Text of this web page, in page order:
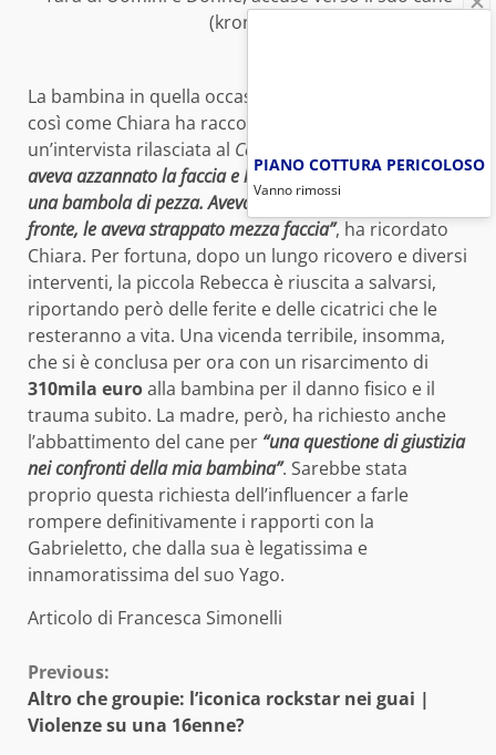
(kronic.it)
La bambina in quella occasione ha rischiato la vita,
così come Chiara ha raccontato anche in
un’intervista rilasciata al Corriere della Sera:
aveva azzannato la faccia e la sbatteva qua e là come
una bambola di pezza. Aveva taglia sulla testa e sula
fronte, le aveva strappato mezza faccia”, ha ricordato
Chiara. Per fortuna, dopo un lungo ricovero e diversi
interventi, la piccola Rebecca è riuscita a salvarsi,
riportando però delle ferite e delle cicatrici che le
resteranno a vita. Una vicenda terribile, insomma,
che si è conclusa per ora con un risarcimento di
310mila euroalla bambina per il danno fisico e il
trauma subito. La madre, però, ha richiesto anche
l’abbattimento del cane per “una questione di giustizia
nei confronti della mia bambina”. Sarebbe stata
proprio questa richiesta dell’influencer a farle
rompere definitivamente i rapporti con la
Gabrieletto, che dalla sua è legatissima e
innamoratissima del suo Yago.
Articolo di Francesca Simonelli
Continue
Reading
Previous:
Altro che groupie: l’iconica rockstar nei guai |
Violenze su una 16enne?
PIANO COTTURA PERICOLOSO
Vanno rimossi